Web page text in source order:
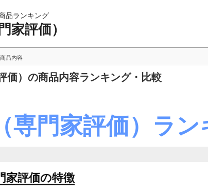
品ランキング
家評価）
商品内容
価）の商品内容ランキング・比較
専門家評価）ラン
家評価の特徴